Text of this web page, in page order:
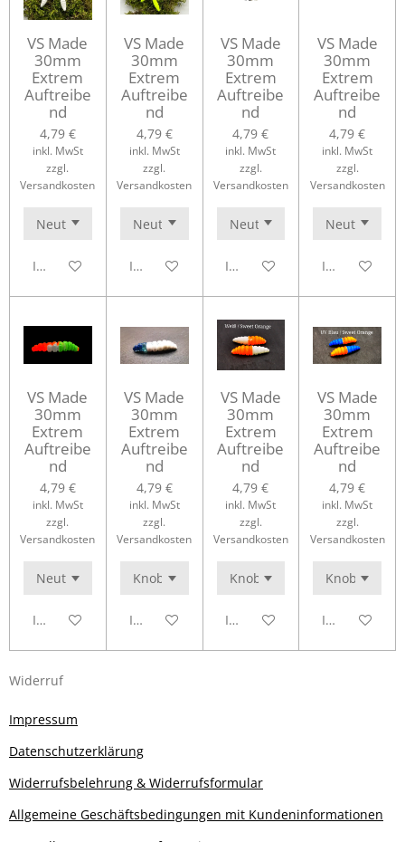
VS Made
30mm
Extrem
Auftreibe
nd
4,79 €
inkl. MwSt
zzgl.
Versandkosten
In den Warenkorb
VS Made
30mm
Extrem
Auftreibe
nd
4,79 €
inkl. MwSt
zzgl.
Versandkosten
In den Warenkorb
VS Made
30mm
Extrem
Auftreibe
nd
4,79 €
inkl. MwSt
zzgl.
Versandkosten
In den Warenkorb
VS Made
30mm
Extrem
Auftreibe
nd
4,79 €
inkl. MwSt
zzgl.
Versandkosten
In den
VS Made
30mm
Extrem
Auftreibe
nd
4,79 €
inkl. MwSt
zzgl.
Versandkosten
In den Warenkorb
VS Made
30mm
Extrem
Auftreibe
nd
4,79 €
inkl. MwSt
zzgl.
Versandkosten
In den Warenkorb
VS Made
30mm
Extrem
Auftreibe
nd
4,79 €
inkl. MwSt
zzgl.
Versandkosten
In den Warenkorb
VS Made
30mm
Extrem
Auftreibe
nd
4,79 €
inkl. MwSt
zzgl.
Versandkosten
In den
Widerruf
Impressum
Datenschutzerklärung
Widerrufsbelehrung & Widerrufsformular
Allgemeine Geschäftsbedingungen mit Kundeninformationen